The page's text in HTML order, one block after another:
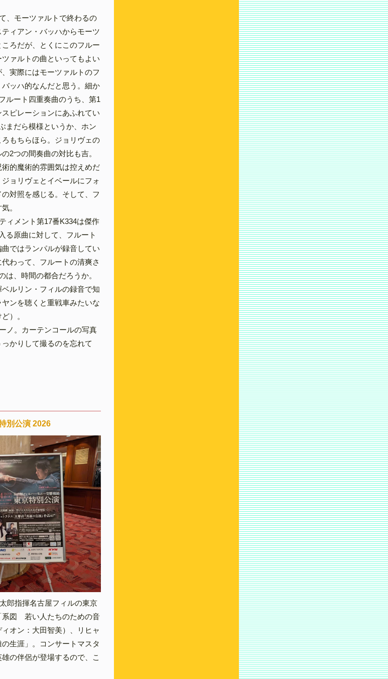
、モーツァルトで終わるの
ィアン・バッハからモーツ
ろだが、とくにこのフルー
ァルトの曲といってもよい
実際にはモーツァルトのフ
ッハ的なんだと思う。細か
ルート四重奏曲のうち、第1
ピレーションにあふれてい
まだら模様というか、ホン
もちらほら。ジョリヴェの
2つの間奏曲の対比も吉。
的魔術的雰囲気は控えめだ
ョリヴェとイベールにフォ
対照を感じる。そして、フ
。
ィメント第17番K334は傑作
る原曲に対して、フルート
ではランパルが録音してい
わって、フルートの清爽さ
は、時間の都合だろうか。
ルリン・フィルの録音で知
ンを聴くと重戦車みたいな
）。
ノ。カーテンコールの写真
かりして撮るのを忘れて
別公演 2026
郎指揮名古屋フィルの東京
系図 若い人たちのための音
オン：大田智美）、リヒャ
生涯」。コンサートマスタ
の伴侶が登場するので、こ